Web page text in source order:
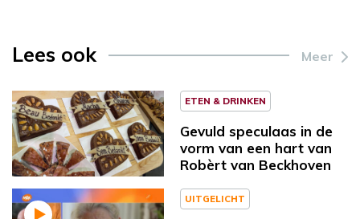
Lees ook Meer
ETEN & DRINKEN
Gevuld speculaas in de
vorm van een hart van
Robèrt van Beckhoven
UITGELICHT